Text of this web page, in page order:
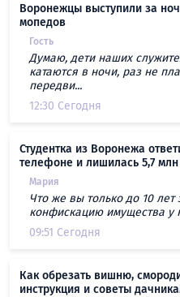
Воронежцы выступили за
мопедов
Гость
Думаю, дети наших
катаются в ночи, раз не
передви...
12:30 Сегодня
Студентка из Воронежа
телефоне и лишилась 5,7 млн
Мария
Что же вы только до 10
конфискацию имущества у
09:51 Сегодня
Как обрезать вишню,
инструкция и советы